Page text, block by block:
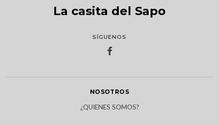
La casita del Sapo
SÍGUENOS
NOSOTROS
¿QUIENES SOMOS?